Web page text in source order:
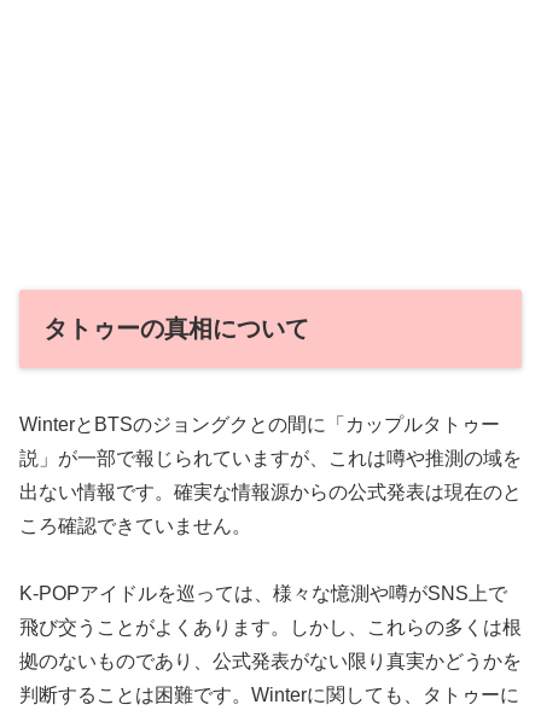
タトゥーの真相について
WinterとBTSのジョングクとの間に「カップルタトゥー
説」が一部で報じられていますが、これは噂や推測の域を
出ない情報です。確実な情報源からの公式発表は現在のと
ころ確認できていません。
K-POPアイドルを巡っては、様々な憶測や噂がSNS上で
飛び交うことがよくあります。しかし、これらの多くは根
拠のないものであり、公式発表がない限り真実かどうかを
判断することは困難です。Winterに関しても、タトゥーに